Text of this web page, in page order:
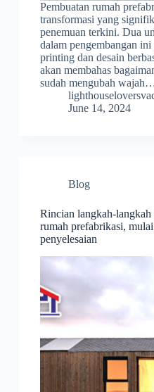
Pembuatan rumah
transformasi yang
penemuan terkini. Dua
dalam pengembangan
printing dan desain
akan membahas
sudah mengubah
June 14, 2024
Blog
Rincian langkah-langkah
rumah prefabrikasi,
penyelesaian